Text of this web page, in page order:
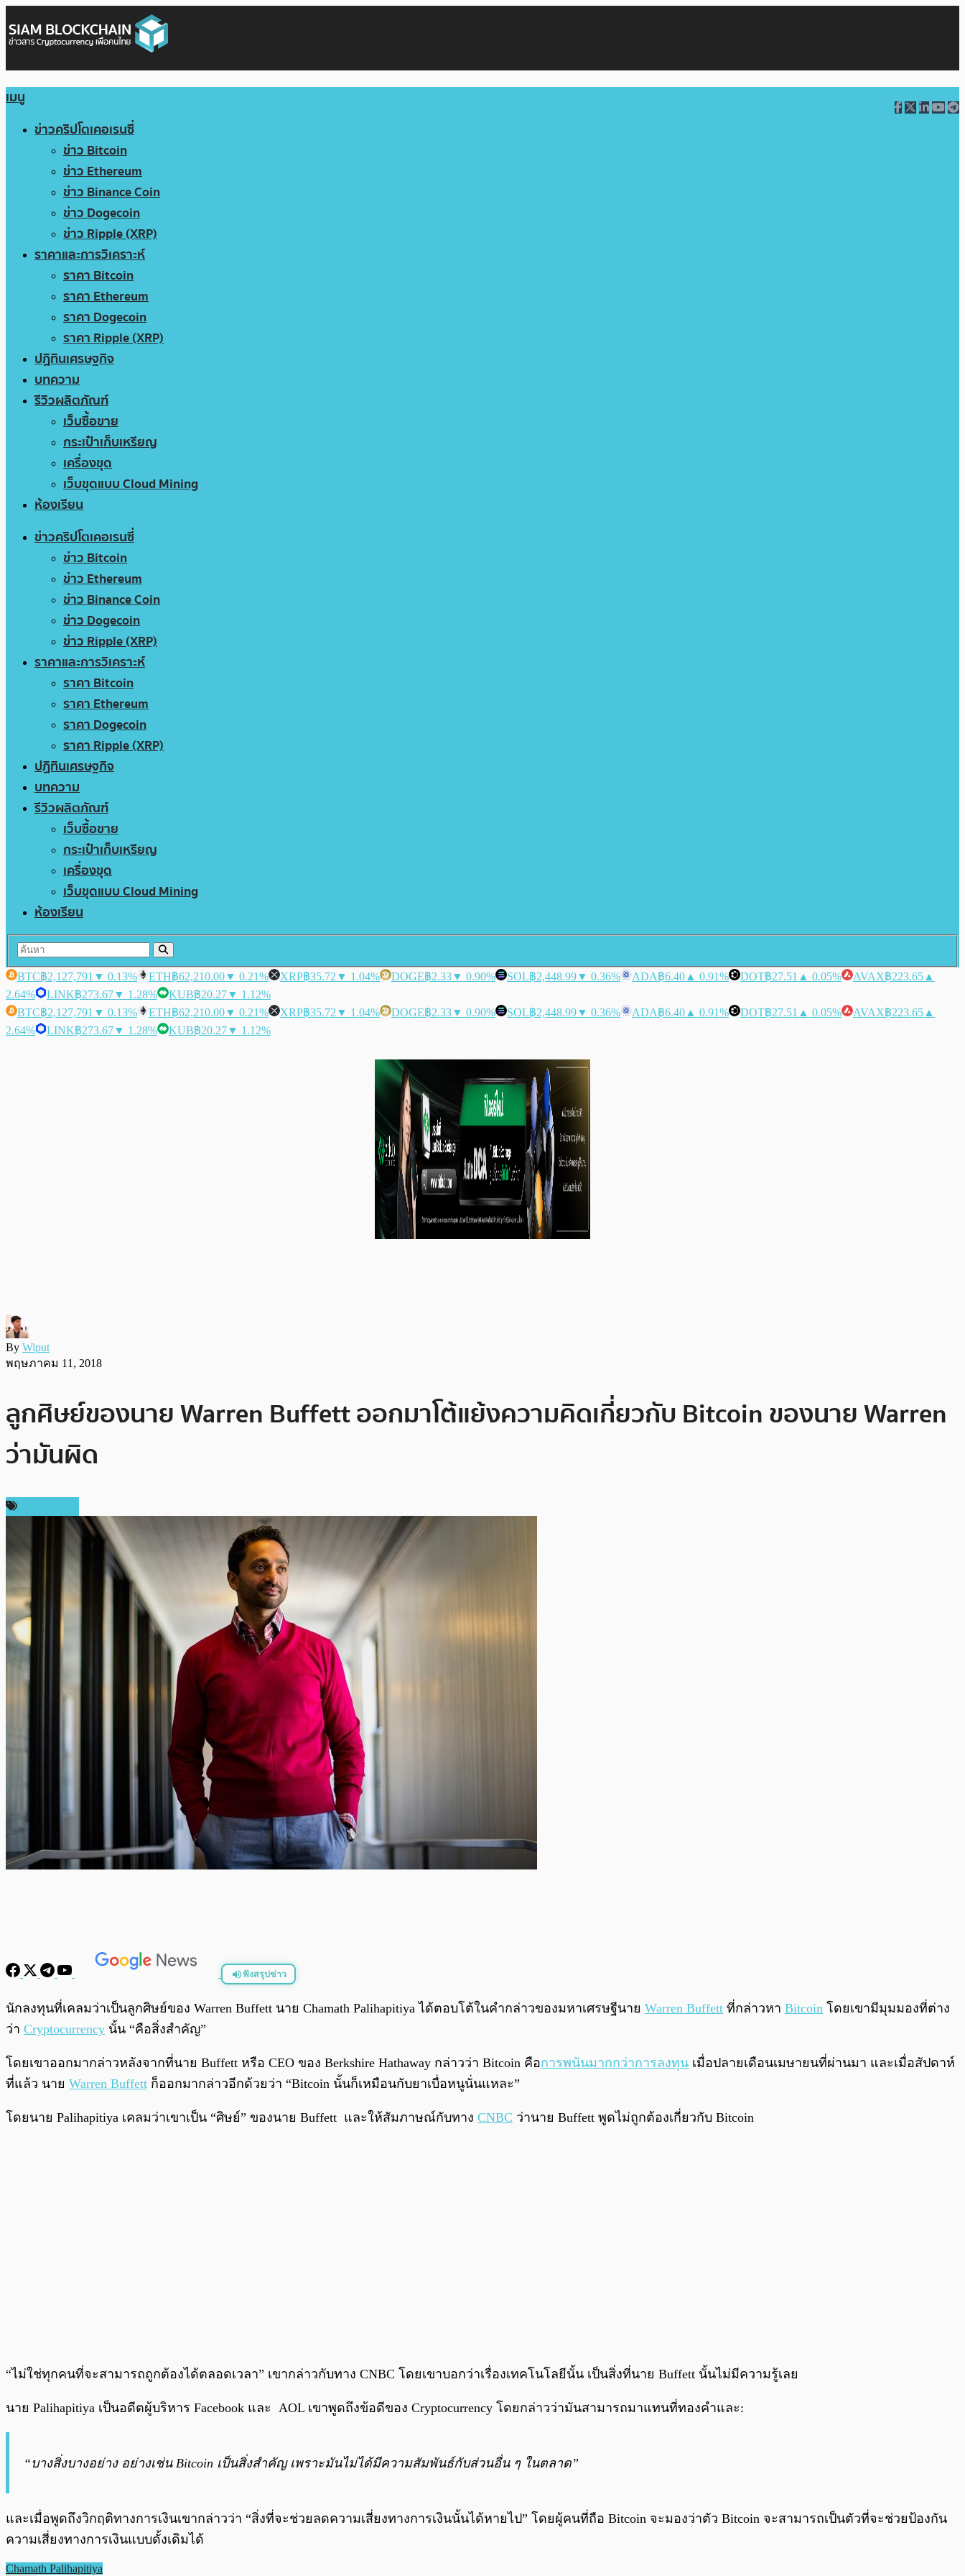
เมนู
ข่าวคริปโตเคอเรนซี่
ข่าว Bitcoin
ข่าว Ethereum
ข่าว Binance Coin
ข่าว Dogecoin
ข่าว Ripple (XRP)
ราคาและการวิเคราะห์
ราคา Bitcoin
ราคา Ethereum
ราคา Dogecoin
ราคา Ripple (XRP)
ปฏิทินเศรษฐกิจ
บทความ
รีวิวผลิตภัณฑ์
เว็บซื้อขาย
กระเป๋าเก็บเหรียญ
เครื่องขุด
เว็บขุดแบบ Cloud Mining
ห้องเรียน
ข่าวคริปโตเคอเรนซี่
ข่าว Bitcoin
ข่าว Ethereum
ข่าว Binance Coin
ข่าว Dogecoin
ข่าว Ripple (XRP)
ราคาและการวิเคราะห์
ราคา Bitcoin
ราคา Ethereum
ราคา Dogecoin
ราคา Ripple (XRP)
ปฏิทินเศรษฐกิจ
บทความ
รีวิวผลิตภัณฑ์
เว็บซื้อขาย
กระเป๋าเก็บเหรียญ
เครื่องขุด
เว็บขุดแบบ Cloud Mining
ห้องเรียน
BTC฿2,127,791 ▼ 0.13% ETH฿62,210.00▼ 0.21% XRP฿35.72 ▼ 1.04% DOGE฿2.33▼ 0.90% SOL฿2,448.99▼ 0.36% ADA฿6.40 ▲ 0.91% DOT฿27.51 ▲ 0.05% AVAX฿223.65 ▲
2.64%
LINK฿273.67▼ 1.28% KUB฿20.27▼ 1.12%
BTC฿2,127,791 ▼ 0.13% ETH฿62,210.00▼ 0.21% XRP฿35.72 ▼ 1.04% DOGE฿2.33▼ 0.90% SOL฿2,448.99▼ 0.36% ADA฿6.40 ▲ 0.91% DOT฿27.51 ▲ 0.05% AVAX฿223.65 ▲
2.64%
LINK฿273.67▼ 1.28% KUB฿20.27▼ 1.12%
By Wiput
พฤษภาคม 11, 2018
ลูกศิษย์ของนาย Warren Buffett ออกมาโต้แย้งความคิดเกี่ยวกับ Bitcoin ของนาย Warren
ว่ามันผิด
ฟังสรุปข่าว
พร้อมเล่น 0:00
นักลงทุนที่เคลมว่าเป็นลูกศิษย์ของ Warren Buffett นาย Chamath Palihapitiya ได้ตอบโต้ในคำกล่าวของมหาเศรษฐีนาย Warren Buffett ที่กล่าวหา Bitcoin โดยเขามีมุมมองที่ต่าง
ว่า Cryptocurrency นั้น “คือสิ่งสำคัญ”
โดยเขาออกมากล่าวหลังจากที่นาย Buffett หรือ CEO ของ Berkshire Hathaway กล่าวว่า Bitcoin คือการพนันมากกว่าการลงทุน เมื่อปลายเดือนเมษายนที่ผ่านมา และเมื่อสัปดาห์
ที่แล้ว นาย Warren Buffett ก็ออกมากล่าวอีกด้วยว่า “Bitcoin นั้นก็เหมือนกับยาเบื่อหนูนั่นแหละ”
โดยนาย Palihapitiya เคลมว่าเขาเป็น “ศิษย์” ของนาย Buffett และให้สัมภาษณ์กับทาง CNBC ว่านาย Buffett พูดไม่ถูกต้องเกี่ยวกับ Bitcoin
“ไม่ใช่ทุกคนที่จะสามารถถูกต้องได้ตลอดเวลา” เขากล่าวกับทาง CNBC โดยเขาบอกว่าเรื่องเทคโนโลยีนั้น เป็นสิ่งที่นาย Buffett นั้นไม่มีความรู้เลย
นาย Palihapitiya เป็นอดีตผู้บริหาร Facebook และ AOL เขาพูดถึงข้อดีของ Cryptocurrency โดยกล่าวว่ามันสามารถมาแทนที่ทองคำและ:
“บางสิ่งบางอย่าง อย่างเช่น Bitcoin เป็นสิ่งสำคัญ เพราะมันไม่ได้มีความสัมพันธ์กับส่วนอื่น ๆ ในตลาด”
และเมื่อพูดถึงวิกฤติทางการเงินเขากล่าวว่า “สิ่งที่จะช่วยลดความเสี่ยงทางการเงินนั้นได้หายไป” โดยผู้คนที่ถือ Bitcoin จะมองว่าตัว Bitcoin จะสามารถเป็นตัวที่จะช่วยป้องกัน
ความเสี่ยงทางการเงินแบบดั้งเดิมได้
Chamath Palihapitiya